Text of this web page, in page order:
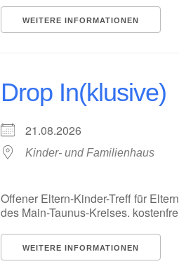
WEITERE INFORMATIONEN
Drop In(klusive)
21.08.2026
Kinder- und Familienhaus
Offener Eltern-Kinder-Treff für
des Main-Taunus-Kreises.
WEITERE INFORMATIONEN